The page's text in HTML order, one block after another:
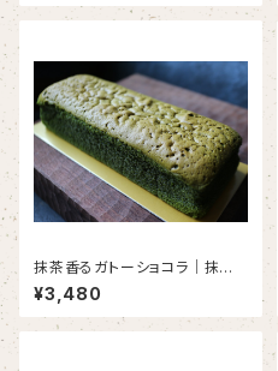
抹茶香るガトーショコラ｜抹茶×
グリーンレモン （1本入り）＜初
夏限定＞＜２０本限定＞＜６月
３日以降発送＞
¥3,480